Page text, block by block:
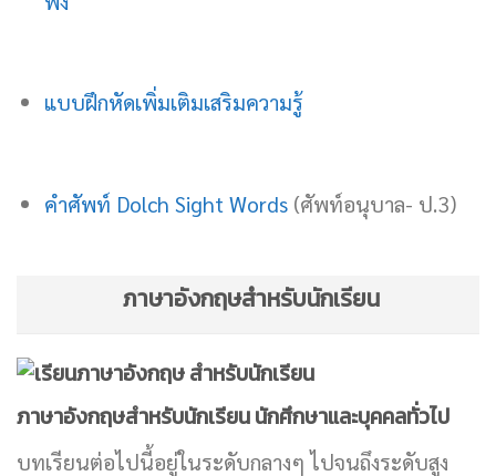
แบบฝึกหัดเพิ่มเติมเสริมความรู้
คำศัพท์ Dolch Sight Words(ศัพท์อนุบาล- ป.3)
ภาษาอังกฤษสำหรับนักเรียน
ภาษาอังกฤษสำหรับนักเรียน นักศึกษาและบุคคลทั่วไป
บทเรียนต่อไปนี้อยู่ในระดับกลางๆ ไปจนถึงระดับสูง